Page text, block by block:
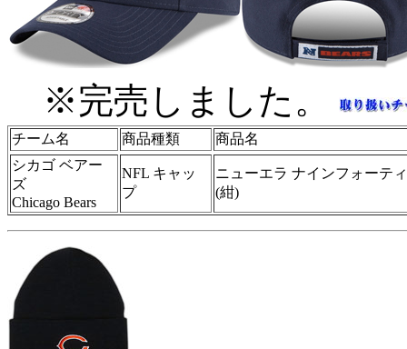
※完売しました。
チーム名 商品種類
商品名
シカゴ ベアー
ズ
Chicago Bears
NFL キャッ
プ
ニューエラ ナインフォーテ
(紺)